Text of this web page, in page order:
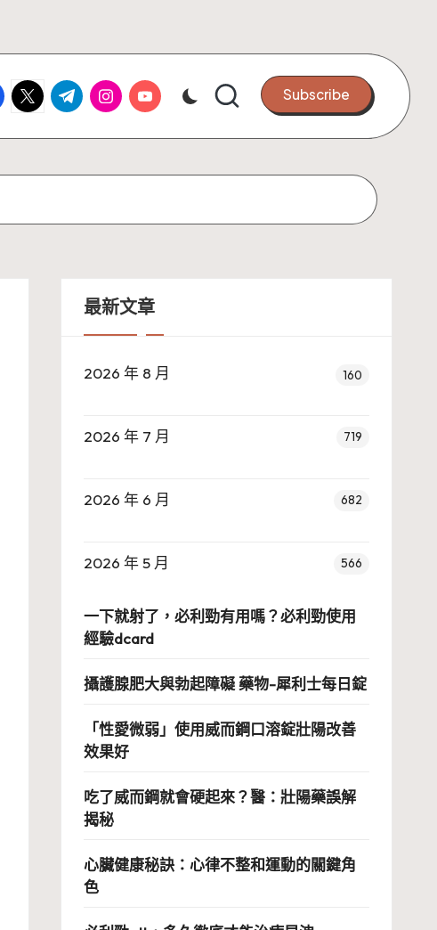
twitter.com
t.me instagram.com
youtube.com Subscribe
最新文章
2026 年 8 月 160
2026 年 7 月 719
2026 年 6 月 682
2026 年 5 月 566
一下就射了，必利勁有用嗎？必利勁使用
經驗dcard
攝護腺肥大與勃起障礙 藥物-犀利士每日錠
「性愛微弱」使用威而鋼口溶錠壯陽改善
效果好
吃了威而鋼就會硬起來？醫：壯陽藥誤解
揭秘
心臟健康秘訣：心律不整和運動的關鍵角
色